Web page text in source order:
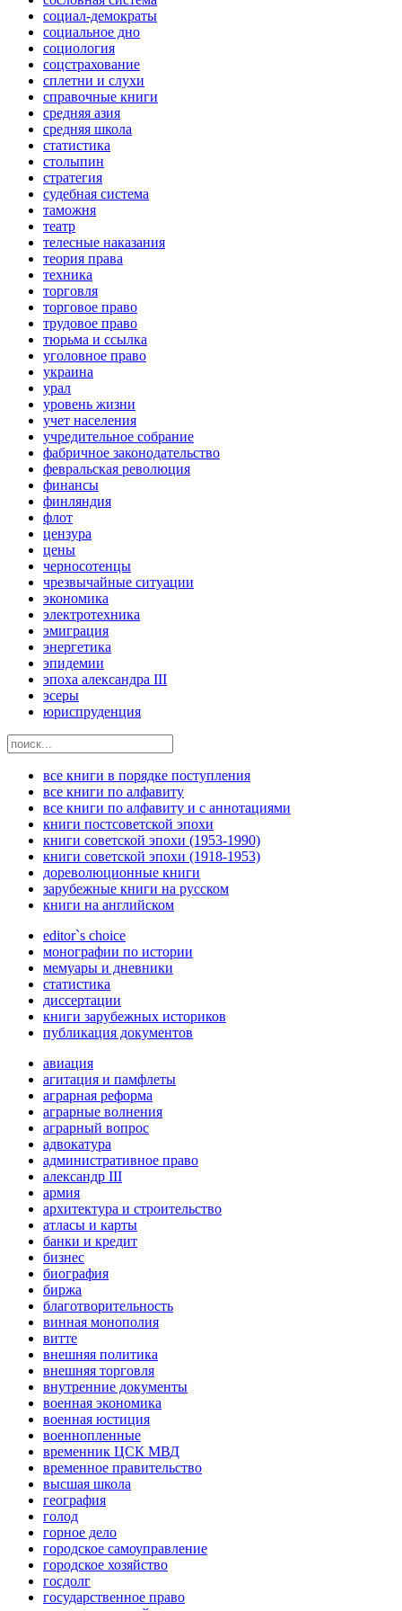
социал-демократы
социальное дно
социология
соцстрахование
сплетни и слухи
справочные книги
средняя азия
средняя школа
статистика
столыпин
стратегия
судебная система
таможня
театр
телесные наказания
теория права
техника
торговля
торговое право
трудовое право
тюрьма и ссылка
уголовное право
украина
урал
уровень жизни
учет населения
учредительное собрание
фабричное законодательство
февральская революция
финансы
финляндия
флот
цензура
цены
черносотенцы
чрезвычайные ситуации
экономика
электротехника
эмиграция
энергетика
эпидемии
эпоха александра III
эсеры
юриспруденция
все книги в порядке поступления
все книги по алфавиту
все книги по алфавиту и с аннотациями
книги постсоветской эпохи
книги советской эпохи (1953-1990)
книги советской эпохи (1918-1953)
дореволюционные книги
зарубежные книги на русском
книги на английском
editor`s choice
монографии по истории
мемуары и дневники
статистика
диссертации
книги зарубежных историков
публикация документов
авиация
агитация и памфлеты
аграрная реформа
аграрные волнения
аграрный вопрос
адвокатура
административное право
александр III
армия
архитектура и строительство
атласы и карты
банки и кредит
бизнес
биография
биржа
благотворительность
винная монополия
витте
внешняя политика
внешняя торговля
внутренние документы
военная экономика
военная юстиция
военнопленные
временник ЦСК МВД
временное правительство
высшая школа
география
голод
горное дело
городское самоуправление
городское хозяйство
госдолг
государственное право